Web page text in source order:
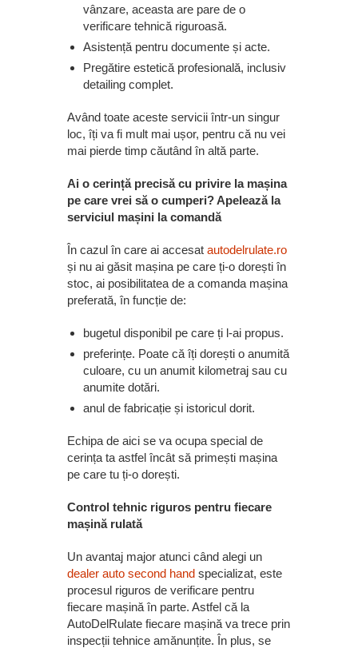
vânzare, aceasta are pare de o
verificare tehnică riguroasă.
Asistență pentru documente și acte.
Pregătire estetică profesională, inclusiv
detailing complet.
Având toate aceste servicii într-un singur
loc, îți va fi mult mai ușor, pentru că nu vei
mai pierde timp căutând în altă parte.
Ai o cerință precisă cu privire la mașina
pe care vrei să o cumperi? Apelează la
serviciul mașini la comandă
În cazul în care ai accesat autodelrulate.ro
și nu ai găsit mașina pe care ți-o dorești în
stoc, ai posibilitatea de a comanda mașina
preferată, în funcție de:
bugetul disponibil pe care ți l-ai propus.
preferințe. Poate că îți dorești o anumită
culoare, cu un anumit kilometraj sau cu
anumite dotări.
anul de fabricație și istoricul dorit.
Echipa de aici se va ocupa special de
cerința ta astfel încât să primești mașina
pe care tu ți-o dorești.
Control tehnic riguros pentru fiecare
mașină rulată
Un avantaj major atunci când alegi un
dealer auto second hand specializat, este
procesul riguros de verificare pentru
fiecare mașină în parte. Astfel că la
AutoDelRulate fiecare mașină va trece prin
inspecții tehnice amănunțite. În plus, se